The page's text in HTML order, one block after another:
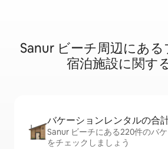
Sanur ビーチ周⁠辺⁠にあ⁠
宿⁠泊⁠施⁠設⁠に関⁠す⁠
バケーションレ⁠ン⁠タ⁠ル⁠の合⁠
Sanur ビーチにある220件のバ
をチェックしましょう